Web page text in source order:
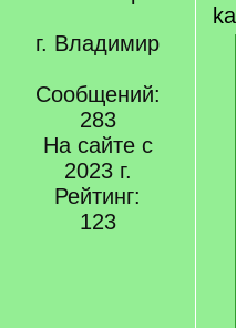
г. Владимир
Сообщений:
283
На сайте с
2023 г.
Рейтинг:
123